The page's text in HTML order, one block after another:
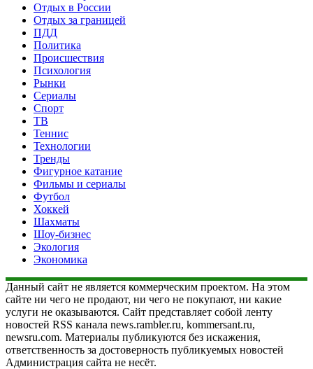
Отдых в России
Отдых за границей
ПДД
Политика
Происшествия
Психология
Рынки
Сериалы
Спорт
ТВ
Теннис
Технологии
Тренды
Фигурное катание
Фильмы и сериалы
Футбол
Хоккей
Шахматы
Шоу-бизнес
Экология
Экономика
Данный сайт не является коммерческим проектом. На этом
сайте ни чего не продают, ни чего не покупают, ни какие
услуги не оказываются. Сайт представляет собой ленту
новостей RSS канала news.rambler.ru, kommersant.ru,
newsru.com. Материалы публикуются без искажения,
ответственность за достоверность публикуемых новостей
Администрация сайта не несёт.